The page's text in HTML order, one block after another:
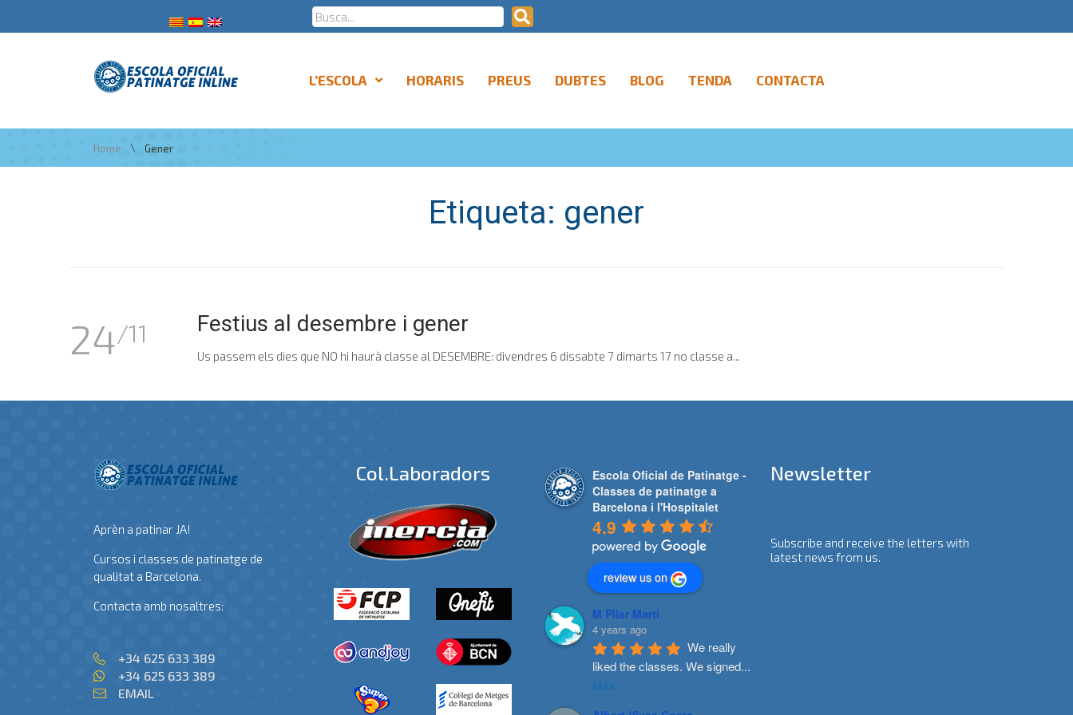
L’ESCOLA HORARIS PREUS DUBTES BLOG TENDA CONTACTA
Home \ Gener
Etiqueta: gener
24/11 Festius al desembre i gener
Us passem els dies que NO hi haurà classe al DESEMBRE: divendres 6 dissabte 7 dimarts 17 no classe a...
Aprèn a patinar JA!
Cursos i classes de patinatge de
qualitat a Barcelona.
Contacta amb nosaltres:
+34 625 633 389
+34 625 633 389
EMAIL
Col.laboradors
Escola Oficial de Patinatge -
Classes de patinatge a
Barcelona i l'Hospitalet
4.9
review us on
M Pilar Marti
4 years ago
We really
liked the classes. We signed...
Més
Newsletter
Subscribe and receive the letters with
latest news from us.